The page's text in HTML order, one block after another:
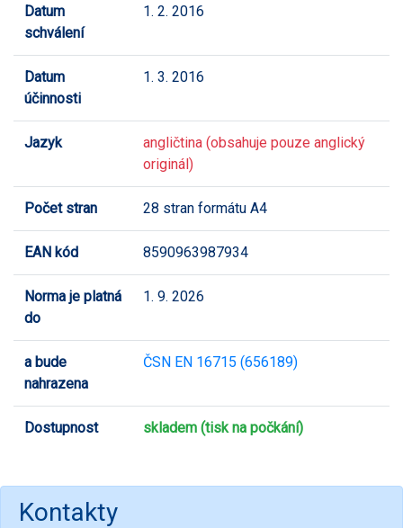
Datum
schválení
1. 2. 2016
Datum
účinnosti
1. 3. 2016
Jazyk
angličtina (obsahuje pouze anglický
originál)
Počet stran 28 stran formátu A4
EAN kód 8590963987934
Norma je platná
do
1. 9. 2026
a bude
nahrazena
ČSN EN 16715 (656189)
Dostupnost skladem (tisk na počkání)
Kontakty